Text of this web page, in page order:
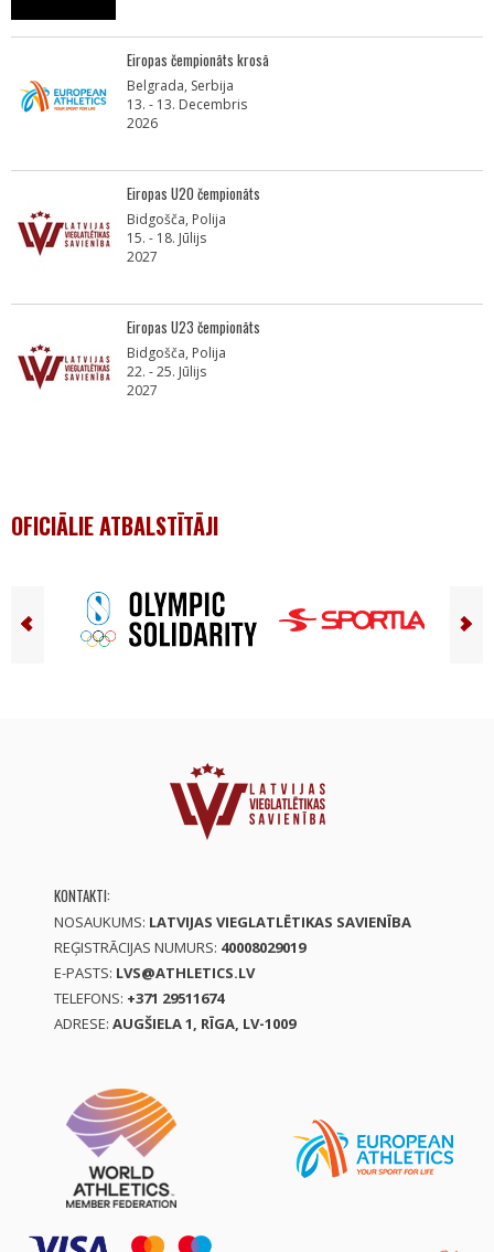
Eiropas čempionāts krosā
Belgrada, Serbija
13. - 13. Decembris
2026
Eiropas U20 čempionāts
Bidgošča, Polija
15. - 18. Jūlijs
2027
Eiropas U23 čempionāts
Bidgošča, Polija
22. - 25. Jūlijs
2027
OFICIĀLIE ATBALSTĪTĀJI
KONTAKTI:
NOSAUKUMS: LATVIJAS VIEGLATLĒTIKAS SAVIENĪBA
REĢISTRĀCIJAS NUMURS: 40008029019
E-PASTS: LVS@ATHLETICS.LV
TELEFONS: +371 29511674
ADRESE: AUGŠIELA 1, RĪGA, LV-1009